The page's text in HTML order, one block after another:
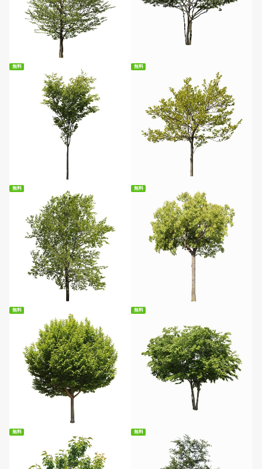
無料ダウンロード 無料ダウンロード
無料
無料ダウンロード
無料
無料ダウンロード
無料
無料ダウンロード
無料
無料ダウンロード
無料
無料ダウンロード
無料
無料ダウンロード
無料 無料